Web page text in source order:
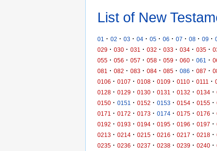
List of New
01 · 02 · 03 · 04 · 05 · 06 · 07 · 08 · 09 ·
029 · 030 · 031 · 032 · 033 · 034 · 035 ·
055 · 056 · 057 · 058 · 059 · 060 · 061 ·
081
· 082 · 083 · 084 · 085 · 086 · 087 ·
0106 · 0107 · 0108 · 0109 · 0110 · 0111 ·
0128 · 0129 · 0130 · 0131 · 0132 · 0134 ·
0150 · 0151 · 0152 · 0153 · 0154 · 0155 ·
0171
· 0172 · 0173 · 0174 · 0175 · 0176 ·
0192 · 0193 · 0194 · 0195 · 0196 · 0197 ·
0213 · 0214 · 0215 · 0216 · 0217 · 0218 ·
0235 · 0236 · 0237 · 0238 · 0239 · 0240 ·